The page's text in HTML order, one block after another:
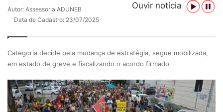
Ouvir notícia
Autor: Assessoria ADUNEB
Data de Cadastro: 23/07/2025
Categoria decide pela mudança de estratégia, segue mobilizada,
em estado de greve e fiscalizando o acordo firmado